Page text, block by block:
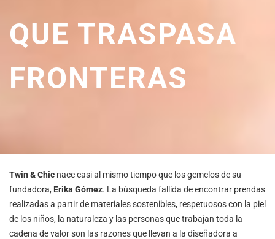
QUE TRASPASA
FRONTERAS
Twin & Chic nace casi al mismo tiempo que los gemelos de su
fundadora, Erika Gómez. La búsqueda fallida de encontrar prendas
realizadas a partir de materiales sostenibles, respetuosos con la piel
de los niños, la naturaleza y las personas que trabajan toda la
cadena de valor son las razones que llevan a la diseñadora a